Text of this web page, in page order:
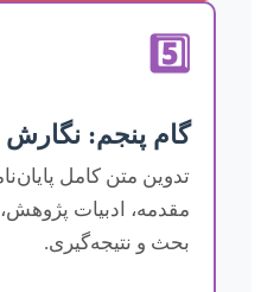
5️⃣
گام پنجم: نگارش
تدوین متن کامل
مقدمه، ادبیات
بحث و نتیجه‌گیری.